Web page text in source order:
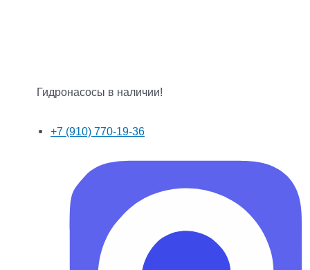
Гидронасосы в наличии!
+7 (910) 770-19-36